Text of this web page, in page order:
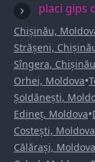
placi gips
Chișinău,
Strășeni,
Sîngera, Chișinău
Orhei, Moldova•
Șoldănești,
Edineț, Moldova•
Costești, Moldova
Călărași, Moldova